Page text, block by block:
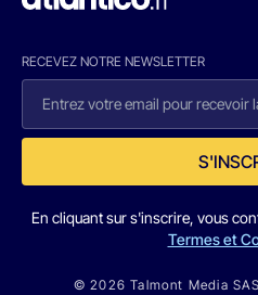
RECEVEZ NOTRE NEWSLETTER
En cliquant sur s'inscrire, vous
Termes et
© 2026 Talmont Media